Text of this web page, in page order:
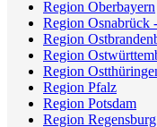
Region Oberbayern
Region Osnabrück
Region
Region
Region
Region Pfalz
Region Potsdam
Region Regensburg